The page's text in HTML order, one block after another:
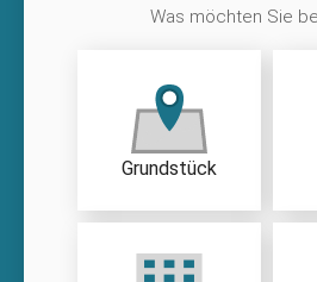
Was möchten Sie
Grundstück